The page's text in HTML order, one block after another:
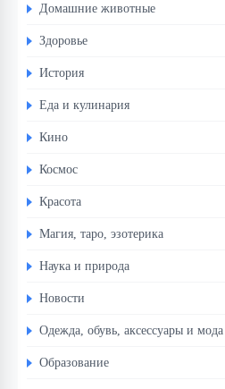
Домашние животные
Здоровье
История
Еда и кулинария
Кино
Космос
Красота
Магия, таро, эзотерика
Наука и природа
Новости
Одежда, обувь, аксессуары и мода
Образование